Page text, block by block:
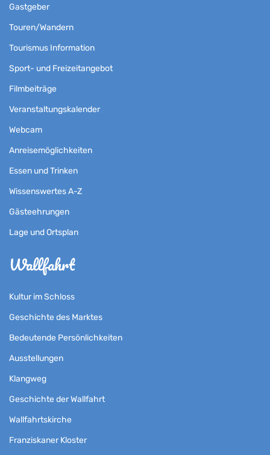
Gastgeber
Touren/Wandern
Tourismus Information
Sport- und Freizeitangebot
Filmbeiträge
Veranstaltungskalender
Webcam
Anreisemöglichkeiten
Essen und Trinken
Wissenswertes A-Z
Gästeehrungen
Lage und Ortsplan
Wallfahrt
Kultur im Schloss
Geschichte des Marktes
Bedeutende Persönlichkeiten
Ausstellungen
Klangweg
Geschichte der Wallfahrt
Wallfahrtskirche
Franziskaner Kloster